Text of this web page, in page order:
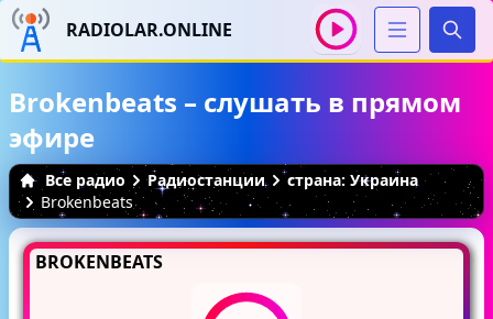
RADIOLAR.ONLINE
Brokenbeats – слушать в прямом
эфире
Все радио Радиостанции
страна: Украина
Brokenbeats
BROKENBEATS